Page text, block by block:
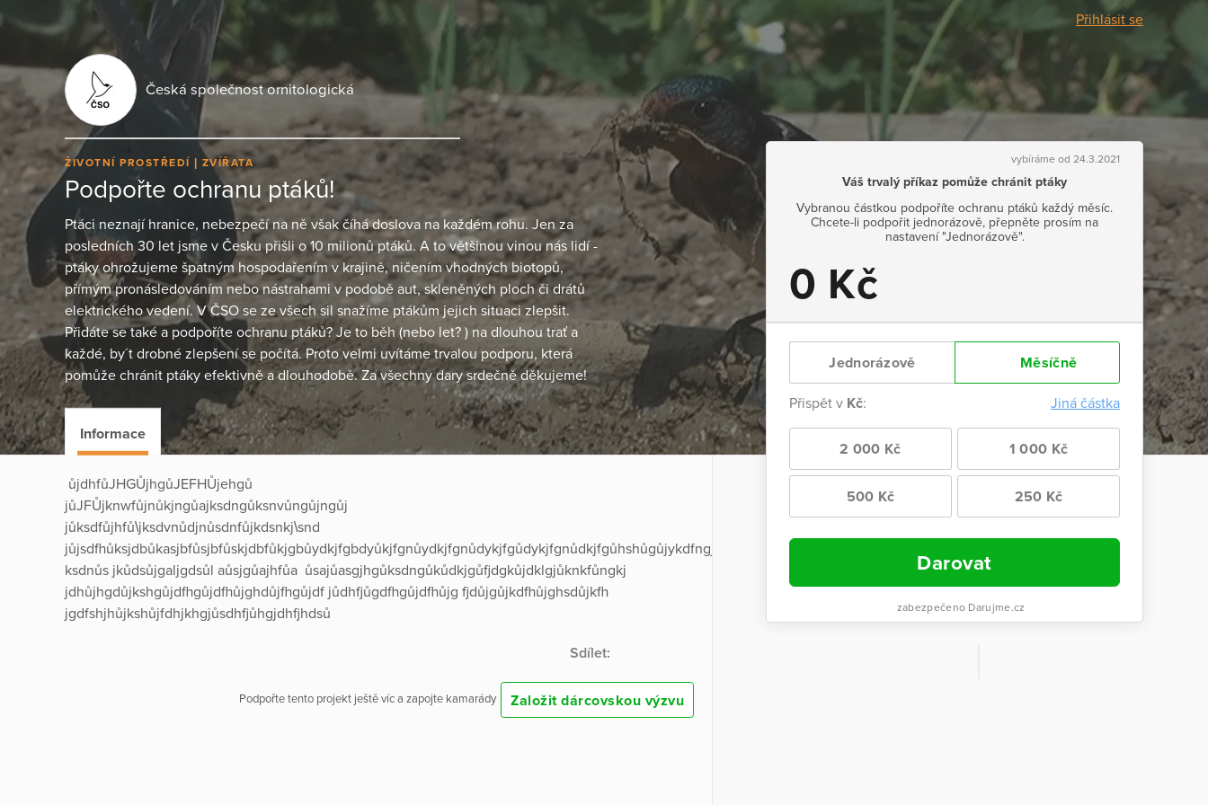
Přihlásit se
Česká společnost ornitologická
ŽIVOTNÍ PROSTŘEDÍ ZVÍŘATA
Podpořte ochranu ptáků!
Ptáci neznají hranice, nebezpečí na ně však číhá doslova na každém rohu. Jen za
posledních 30 let jsme v Česku přišli o 10 milionů ptáků. A to většinou vinou nás lidí -
ptáky ohrožujeme špatným hospodařením v krajině, ničením vhodných biotopů,
přímým pronásledováním nebo nástrahami v podobě aut, skleněných ploch či drátů
elektrického vedení. V ČSO se ze všech sil snažíme ptákům jejich situaci zlepšit.
Přidáte se také a podpoříte ochranu ptáků? Je to běh (nebo let? ) na dlouhou trať a
každé, by´t drobné zlepšení se počítá. Proto velmi uvítáme trvalou podporu, která
pomůže chránit ptáky efektivně a dlouhodobě. Za všechny dary srdečně děkujeme!
vybíráme od 24.3.2021
Váš trvalý příkaz pomůže chránit ptáky
Vybranou částkou podpoříte ochranu ptáků každý měsíc.
Chcete-li podpořit jednorázově, přepněte prosím na
nastavení "Jednorázově".
0 Kč
Jednorázově Měsíčně
Přispět v Kč: Jiná částka
2 000 Kč 1 000 Kč
500 Kč 250 Kč
Darovat
zabezpečeno Darujme.cz
Informace
ůjdhfůJHGŮjhgůJEFHŮjehgů
jůJFŮjknwfůjnůkjngůajksdngůksnvůngůjngůj
jůksdfůjhfů\jksdvnůdjnůsdnfůjkdsnkj\snd
jůjsdfhůksjdbůkasjbfůsjbfůskjdbfůkjgbůydkjfgbdyůkjfgnůydkjfgnůdykjfgůdykjfgnůdkjfgůhshůgůjykdfngjdfn
ksdnůs jkůdsůjgaljgdsůl aůsjgůajhfůa ůsajůasgjhgůksdngůkůdkjgůfjdgkůjdklgjůknkfůngkj
jdhůjhgdůjkshgůjdfhgůjdfhůjghdůjfhgůjdf jůdhfjůgdfhgůjdfhůjg fjdůjgůjkdfhůjghsdůjkfh
jgdfshjhůjkshůjfdhjkhgjůsdhfjůhgjdhfjhdsů
Sdílet:
Podpořte tento projekt ještě víc a zapojte kamarády Založit dárcovskou výzvu